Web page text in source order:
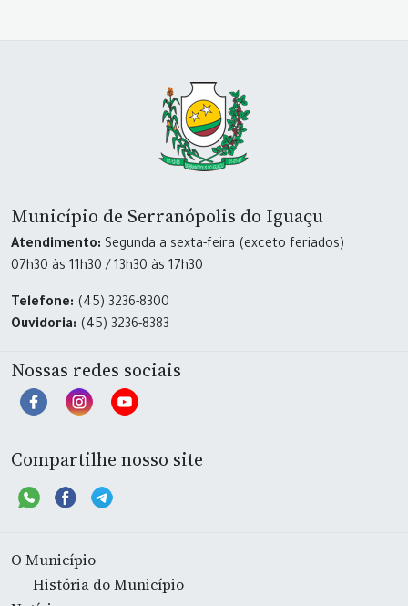
Município de Serranópolis do Iguaçu
Atendimento: Segunda a sexta-feira (exceto feriados)
07h30 às 11h30 / 13h30 às 17h30
Telefone: (45) 3236-8300
Ouvidoria: (45) 3236-8383
Nossas redes sociais
Compartilhe nosso site
O Município
História do Município